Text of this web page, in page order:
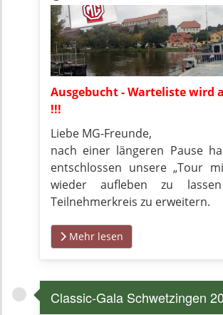
Ausgebucht - Warteliste wird
!!!
Liebe MG-Freunde,
nach einer längeren Pause
entschlossen unsere „Tour
wieder aufleben zu
Teilnehmerkreis zu erweitern.
Mehr lesen
Classic-Gala Schwetzingen